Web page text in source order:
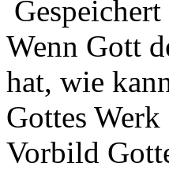
Gespeichert
Wenn Gott
hat, wie
Gottes
Vorbild